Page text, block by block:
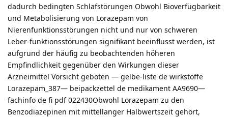
dadurch bedingten Schlafstörungen Obwohl Bioverfügbarkeit
und Metabolisierung von Lorazepam von
Nierenfunktionsstörungen nicht und nur von schweren
Leber-funktionsstörungen signifikant beeinflusst werden, ist
aufgrund der häufig zu beobachtenden höheren
Empfindlichkeit gegenüber den Wirkungen dieser
Arzneimittel Vorsicht geboten — gelbe-liste de wirkstoffe
Lorazepam_387— beipackzettel de medikament AA9690—
fachinfo de fi pdf 022430Obwohl Lorazepam zu den
Benzodiazepinen mit mittellanger Halbwertszeit gehört,